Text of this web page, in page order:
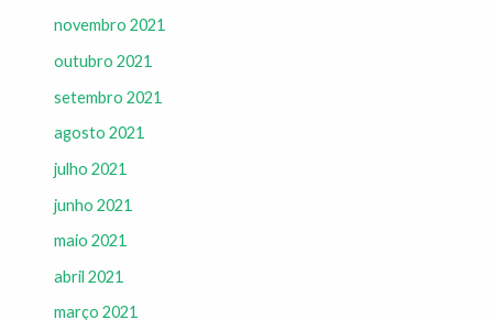
novembro 2021
outubro 2021
setembro 2021
agosto 2021
julho 2021
junho 2021
maio 2021
abril 2021
março 2021